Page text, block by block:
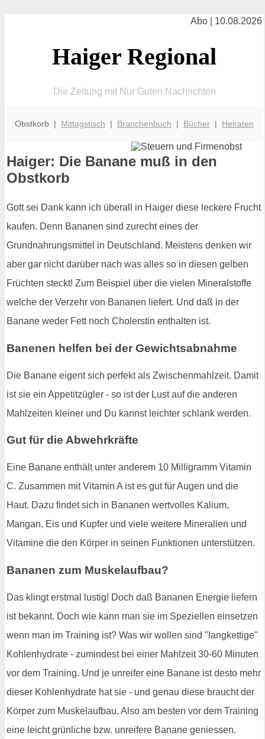
Abo | 10.08.2026
Haiger Regional
Die Zeitung mit Nur Guten Nachrichten
Obstkorb | Mittagstisch | Branchenbuch | Bücher | Heiraten
Haiger: Die Banane muß in den
Obstkorb
Gott sei Dank kann ich überall in Haiger diese leckere Frucht
kaufen. Denn Bananen sind zurecht eines der
Grundnahrungsmittel in Deutschland. Meistens denken wir
aber gar nicht darüber nach was alles so in diesen gelben
Früchten steckt! Zum Beispiel über die vielen Mineralstoffe
welche der Verzehr von Bananen liefert. Und daß in der
Banane weder Fett noch Cholerstin enthalten ist.
Banenen helfen bei der Gewichtsabnahme
Die Banane eigent sich perfekt als Zwischenmahlzeit. Damit
ist sie ein Appetitzügler - so ist der Lust auf die anderen
Mahlzeiten kleiner und Du kannst leichter schlank werden.
Gut für die Abwehrkräfte
Eine Banane enthält unter anderem 10 Milligramm Vitamin
C. Zusammen mit Vitamin A ist es gut für Augen und die
Haut. Dazu findet sich in Bananen wertvolles Kalium,
Mangan, Eis und Kupfer und viele weitere Mineralien und
Vitamine die den Körper in seinen Funktionen unterstützen.
Bananen zum Muskelaufbau?
Das klingt erstmal lustig! Doch daß Bananen Energie liefern
ist bekannt. Doch wie kann man sie im Speziellen einsetzen
wenn man im Training ist? Was wir wollen sind "langkettige"
Kohlenhydrate - zumindest bei einer Mahlzeit 30-60 Minuten
vor dem Training. Und je unreifer eine Banane ist desto mehr
dieser Kohlenhydrate hat sie - und genau diese braucht der
Körper zum Muskelaufbau. Also am besten vor dem Training
eine leicht grünliche bzw. unreifere Banane geniessen.